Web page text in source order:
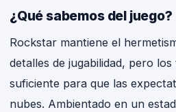
¿Qué sabemos del juego?
Rockstar mantiene el
detalles de jugabilidad, pero
suficiente para que las
nubes. Ambientado en un